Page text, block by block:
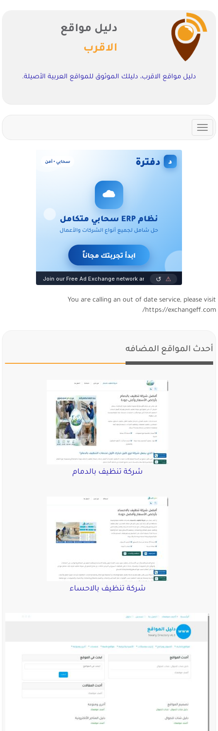
دليل مواقع
الاقرب
دليل مواقع الاقرب، دليلك الموثوق للمواقع العربية الأصيلة.
Toggle
navigation
You are calling an out of date service, please visit
https://exchangeff.com/
أحدث المواقع المضافه
شركة تنظيف بالدمام
شركة تنظيف بالاحساء